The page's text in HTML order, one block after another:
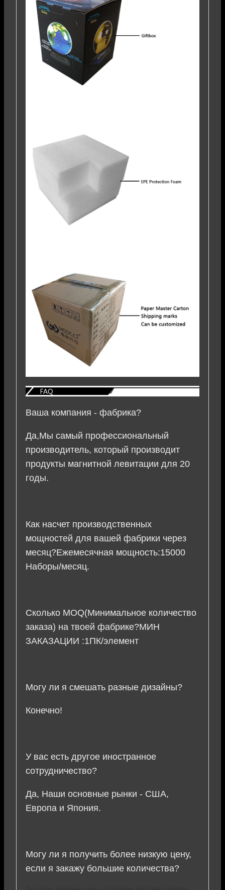
Ваша компания - фабрика?
Да,Мы самый профессиональный
производитель, который производит
продукты магнитной левитации для 20
годы.
Как насчет производственных
мощностей для вашей фабрики через
месяц?Ежемесячная мощность:15000
Наборы/месяц.
Сколько MOQ(Минимальное количество
заказа) на твоей фабрике?МИН
ЗАКАЗАЦИИ :1ПК/элемент
Могу ли я смешать разные дизайны?
Конечно!
У вас есть другое иностранное
сотрудничество?
Да, Наши основные рынки - США,
Европа и Япония.
Могу ли я получить более низкую цену,
если я закажу большие количества?